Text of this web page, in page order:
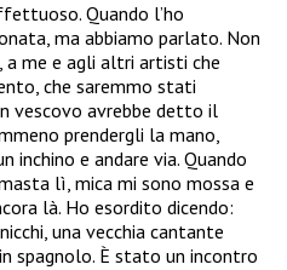
Quando l’ho
ma abbiamo parlato. Non
me e agli altri artisti che
che saremmo stati
vescovo avrebbe detto il
prendergli la mano,
e andare via. Quando
lì, mica mi sono mossa e
là. Ho esordito dicendo:
una vecchia cantante
spagnolo. È stato un incontro